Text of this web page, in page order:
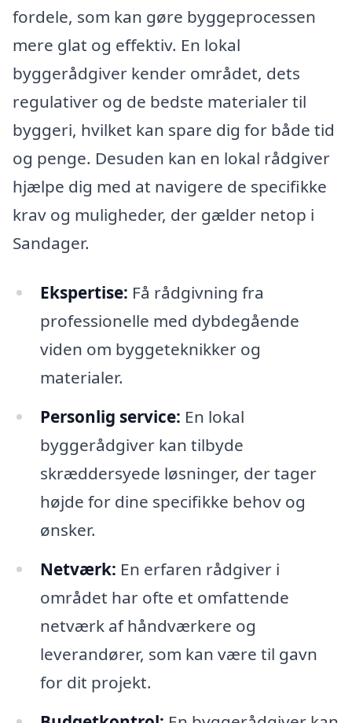
fordele, som kan gøre byggeprocessen
mere glat og effektiv. En lokal
byggerådgiver kender området, dets
regulativer og de bedste materialer til
byggeri, hvilket kan spare dig for både tid
og penge. Desuden kan en lokal rådgiver
hjælpe dig med at navigere de specifikke
krav og muligheder, der gælder netop i
Sandager.
Ekspertise: Få rådgivning fra
professionelle med dybdegående
viden om byggeteknikker og
materialer.
Personlig service: En lokal
byggerådgiver kan tilbyde
skræddersyede løsninger, der tager
højde for dine specifikke behov og
ønsker.
Netværk: En erfaren rådgiver i
området har ofte et omfattende
netværk af håndværkere og
leverandører, som kan være til gavn
for dit projekt.